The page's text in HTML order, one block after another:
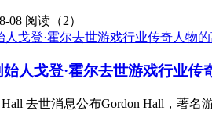
08 阅读（2）
始人戈登·霍尔去世游戏行业传
去世消息公布Gordon Hall，著名